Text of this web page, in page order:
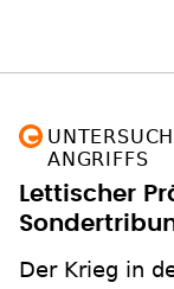
ANGRIFFS
Lettischer
Der Krieg in
am